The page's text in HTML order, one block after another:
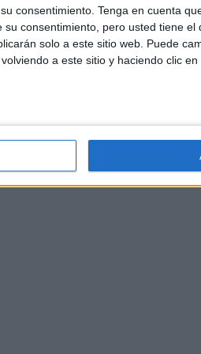
consentimiento. Tenga en cuenta
consentimiento, pero usted tiene el
solo a este sitio web. Puede
a este sitio y haciendo clic